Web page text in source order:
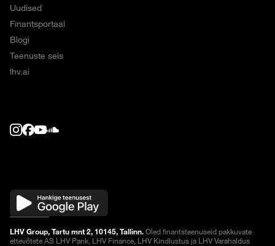
Uudised
Finantsportaal
Blogi
Teenuste seis
lhv.ai
LHV Group, Tartu mnt 2, 10145, Tallinn.Oled finantsteenuseid pakkuvate
ettevõtete AS LHV Pank, LHV Finance, LHV Kindlustus ja LHV Varahaldus